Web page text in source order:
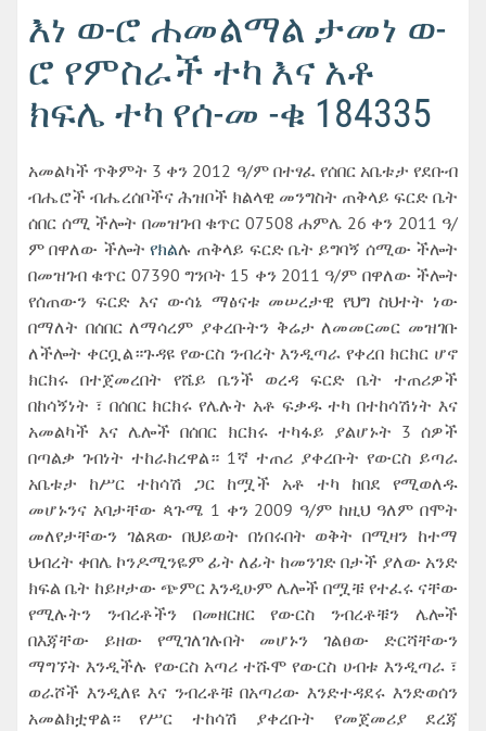
እነ ወ-ሮ ሐመልማል ታመነ ወ-
ሮ የምስራች ተካ እና አቶ
ክፍሌ ተካ የሰ-መ -ቁ 184335
አመልካች ጥቅምት 3 ቀን 2012 ዓ/ም በተፃፈ የሰበር አቤቱታ የደቡብ
ብሔሮች ብሔረሰቦችና ሕዝቦች ክልላዊ መንግስት ጠቅላይ ፍርድ ቤት
ሰበር ሰሚ ችሎት በመዝገብ ቁጥር 07508 ሐምሌ 26 ቀን 2011 ዓ/
ም በዋለው ችሎት የክልሉ ጠቅላይ ፍርድ ቤት ይግባኝ ሰሚው ችሎት
በመዝገብ ቁጥር 07390 ግንቦት 15 ቀን 2011 ዓ/ም በዋለው ችሎት
የሰጠውን ፍርድ እና ውሳኔ ማፅናቱ መሠረታዊ የህግ ስህተት ነው
በማለት በሰበር ለማሳረም ያቀረቡትን ቅሬታ ለመመርመር መዝገቡ
ለችሎት ቀርቧል።ጉዳዩ የውርስ ንብረት እንዲጣራ የቀረበ ክርክር ሆኖ
ክርክሩ በተጀመረበት የሼይ ቤንች ወረዳ ፍርድ ቤት ተጠሪዎች
በከሳኝነት ፣ በሰበር ክርክሩ የሌሉት አቶ ፍቃዱ ተካ በተከሳሽነት እና
አመልካች እና ሌሎች በሰበር ክርክሩ ተካፋይ ያልሆኑት 3 ሰዎች
በጣልቃ ገብነት ተከራክረዋል። 1ኛ ተጠሪ ያቀረቡት የውርስ ይጣራ
አቤቱታ ከሥር ተከሳሽ ጋር ከሟች አቶ ተካ ከበደ የሚወለዱ
መሆኑንና አባታቸው ጳጉሜ 1 ቀን 2009 ዓ/ም ከዚህ ዓለም በሞት
መለየታቸውን ገልጸው በህይወት በነበሩበት ወቅት በሚዛን ከተማ
ህብረት ቀበሌ ኮንዶሚንዬም ፊት ለፊት ከመንገድ በታች ያለው አንድ
ክፍል ቤት ከይዞታው ጭምር እንዲሁም ሌሎች በሟቹ የተፈሩ ናቸው
የሚሉትን ንብረቶችን በመዘርዘር የውርስ ንብረቶቹን ሌሎች
በእጃቸው ይዘው የሚገለገሉበት መሆኑን ገልፀው ድርሻቸውን
ማግኘት እንዲችሉ የውርስ አጣሪ ተሹሞ የውርስ ሀብቱ እንዲጣራ ፣
ወራሾች እንዲለዩ እና ንብረቶቹ በአጣሪው እንድተዳደሩ እንድወሰን
አመልክቷዋል። የሥር ተከሳሽ ያቀረቡት የመጀመሪያ ደረጃ